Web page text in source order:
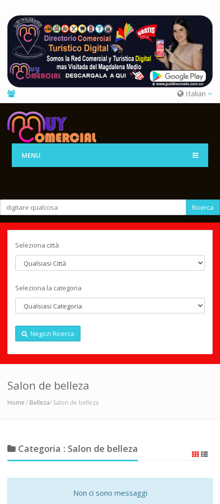
Italian
MENU
Ricerca
Seleziona città
Seleziona la categoria
Negozi Ricerca
Salon de belleza
Home / Belleza/ Salon de belleza
Categoria : Salon de belleza
Non ci sono messaggi